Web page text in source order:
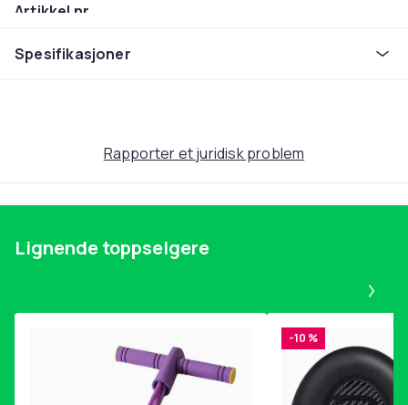
Artikkel nr.
Produktsikkerhetsinformasjon
Spesifikasjoner
Rapporter et juridisk problem
Lignende toppselgere
-10 %